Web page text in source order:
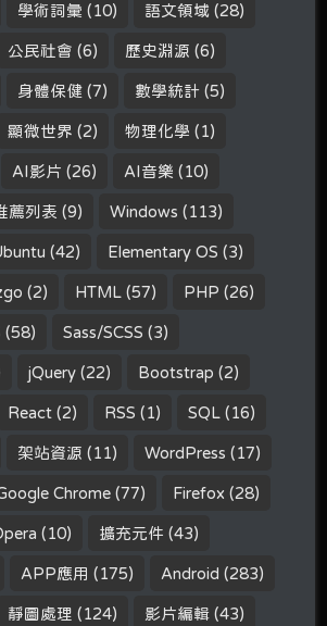
學術詞彙 (10) 語文領域 (28)
公民社會 (6) 歷史淵源 (6)
身體保健 (7) 數學統計 (5)
顯微世界 (2) 物理化學 (1)
AI影片 (26) AI音樂 (10)
薦列表 (9) Windows (113)
(42) Elementary OS (3)
(2) HTML (57) PHP (26)
(58) Sass/SCSS (3)
jQuery (22) Bootstrap (2)
React (2) RSS (1) SQL (16)
架站資源 (11) WordPress (17)
Chrome (77) Firefox (28)
(10) 擴充元件 (43)
APP應用 (175) Android (283)
靜圖處理 (124) 影片編輯 (43)